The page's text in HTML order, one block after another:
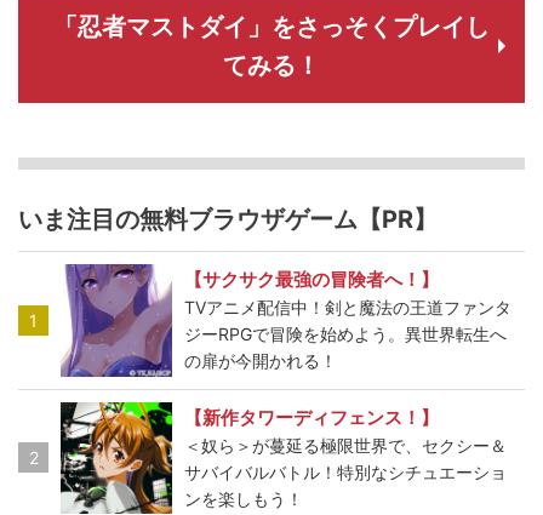
「忍者マストダイ」をさっそくプレイし
てみる！
いま注目の無料ブラウザゲーム【PR】
1
【サクサク最強の冒険者へ！】
TVアニメ配信中！剣と魔法の王道ファンタ
ジーRPGで冒険を始めよう。異世界転生へ
の扉が今開かれる！
2
【新作タワーディフェンス！】
＜奴ら＞が蔓延る極限世界で、セクシー＆
サバイバルバトル！特別なシチュエーショ
ンを楽しもう！